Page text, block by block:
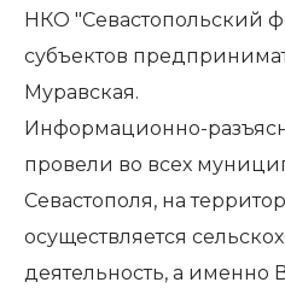
НКО "Севастопольский
субъектов
Муравская.
Информационно-
провели во всех
Севастополя, на
осуществляется
деятельность, а именно